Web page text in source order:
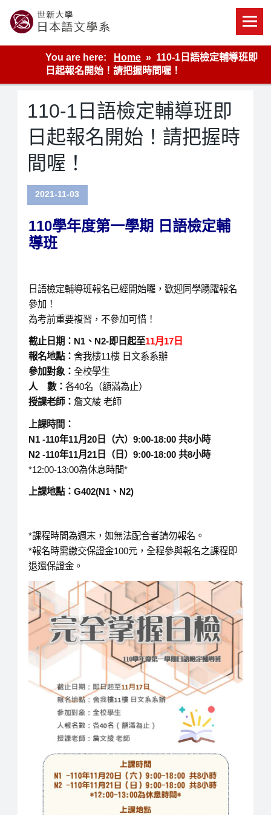
content
世新大學教學單位的網站
You are here:
Home
110-1日語檢定輔導班即
日起報名開始！請把握時間喔！
110-1日語檢定輔導班即
日起報名開始！請把握時
間喔！
2021-11-03
110學年度第一學期 日語檢定輔
導班
日語檢定輔導班報名已經開始囉，歡迎同學踴躍報名
參加！
為考前重要複習，不參加可惜！
截止日期：N1、N2-即日起至11月17日
報名地點： 舍我樓11樓 日文系系辦
參加對象： 全校學生
人 數： 各40名（額滿為止）
授課老師： 詹文綾 老師
上課時間：
N1 -110年11月20日（六）9:00-18:00 共8小時
N2 -110年11月21日（日）9:00-18:00 共8小時
*12:00-13:00為休息時間*
上課地點：G402(N1、N2)
*課程時間為週末，如無法配合者請勿報名。
*報名時需繳交保證金100元，全程參與報名之課程即
退還保證金。